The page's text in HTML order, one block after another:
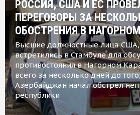
РОССИЯ, США И ЕС
ПЕРЕГОВОРЫ ЗА
ОБОСТРЕНИЯ В
Высшие должностные лица США,
встретились в Стамбуле для
противостояния в Нагорном
всего за несколько дней до
Азербайджан начал обстрел
республики